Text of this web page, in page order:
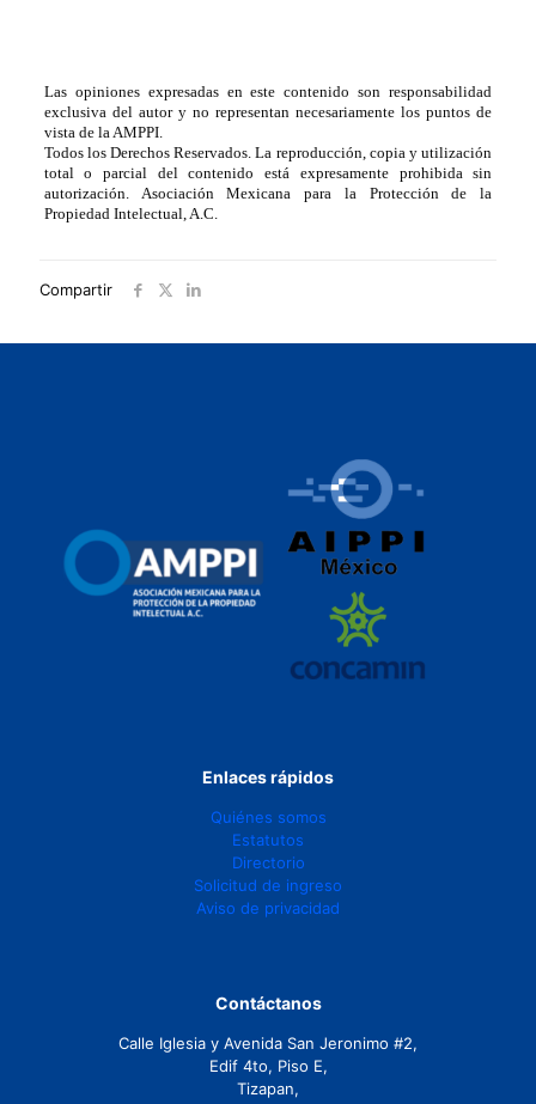
Las opiniones expresadas en este contenido son responsabilidad
exclusiva del autor y no representan necesariamente los puntos de
vista de la AMPPI.
Todos los Derechos Reservados. La reproducción, copia y utilización
total o parcial del contenido está expresamente prohibida sin
autorización. Asociación Mexicana para la Protección de la
Propiedad Intelectual, A.C.
Compartir
Enlaces rápidos
Quiénes somos
Estatutos
Directorio
Solicitud de ingreso
Aviso de privacidad
Contáctanos
Calle Iglesia y Avenida San Jeronimo #2,
Edif 4to, Piso E,
Tizapan,